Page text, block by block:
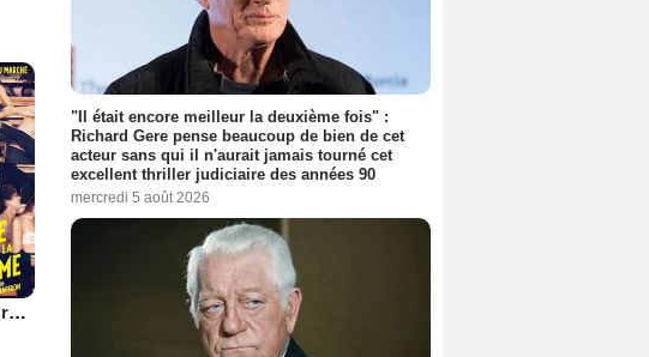
La Crème de la Crème
"Il était encore meilleur la deuxième fois" :
Richard Gere pense beaucoup de bien de cet
acteur sans qui il n'aurait jamais tourné cet
excellent thriller judiciaire des années 90
mercredi 5 août 2026